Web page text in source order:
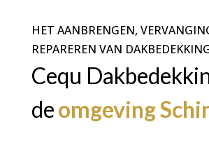
HET AANBRENGEN,
REPAREREN VAN
Cequ
deomgeving